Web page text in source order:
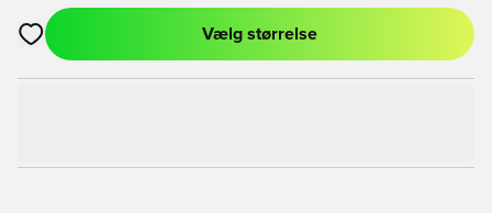
Åbner en Modal til at logge ind eller tilmelde dig som medlem
Vælg størrelse